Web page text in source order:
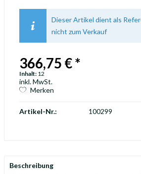
Dieser Artikel dient als
nicht zum Verkauf
366,75 € *
Inhalt: 12
inkl. MwSt.
Merken
Artikel-Nr.: 100299
Beschreibung